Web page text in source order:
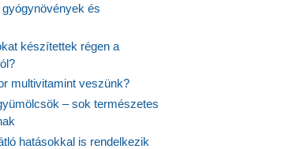
és
készítettek régen a
multivitamint veszünk?
– sok természetes
hatásokkal is rendelkezik